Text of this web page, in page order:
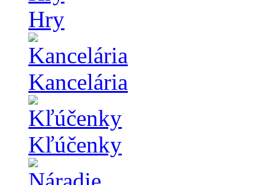
Hry
Kancelária
Kľúčenky